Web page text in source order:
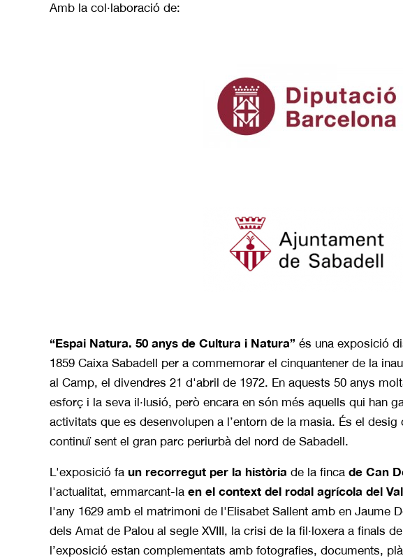
Amb la col·laboració de:
“Espai Natura. 50 anys de Cultura i Natura” és una exposició
1859 Caixa Sabadell per a commemorar el cinquantener de la
al Camp, el divendres 21 d'abril de 1972. En aquests 50 anys
esforç i la seva il·lusió, però encara en són més aquells qui han
activitats que es desenvolupen a l’entorn de la masia. És el desig
continuï sent el gran parc periurbà del nord de Sabadell.
L'exposició fa un recorregut per la història de la finca de Can
l'actualitat, emmarcant-la en el context del rodal agrícola del
l'any 1629 amb el matrimoni de l'Elisabet Sallent amb en Jaume
dels Amat de Palou al segle XVIII, la crisi de la fil·loxera a finals
l’exposició estan complementats amb fotografies, documents,